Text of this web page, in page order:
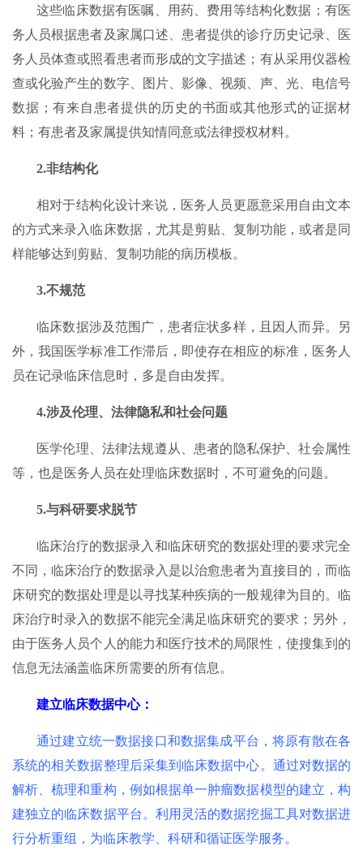
这些临床数据有医嘱、用药、费用等结构化数据；有医
务人员根据患者及家属口述、患者提供的诊疗历史记录、医
务人员体查或照看患者而形成的文字描述；有从采用仪器检
查或化验产生的数字、图片、影像、视频、声、光、电信号
数据；有来自患者提供的历史的书面或其他形式的证据材
料；有患者及家属提供知情同意或法律授权材料。
2.非结构化
相对于结构化设计来说，医务人员更愿意采用自由文本
的方式来录入临床数据，尤其是剪贴、复制功能，或者是同
样能够达到剪贴、复制功能的病历模板。
3.不规范
临床数据涉及范围广，患者症状多样，且因人而异。另
外，我国医学标准工作滞后，即使存在相应的标准，医务人
员在记录临床信息时，多是自由发挥。
4.涉及伦理、法律隐私和社会问题
医学伦理、法律法规遵从、患者的隐私保护、社会属性
等，也是医务人员在处理临床数据时，不可避免的问题。
5.与科研要求脱节
临床治疗的数据录入和临床研究的数据处理的要求完全
不同，临床治疗的数据录入是以治愈患者为直接目的，而临
床研究的数据处理是以寻找某种疾病的一般规律为目的。临
床治疗时录入的数据不能完全满足临床研究的要求；另外，
由于医务人员个人的能力和医疗技术的局限性，使搜集到的
信息无法涵盖临床所需要的所有信息。
建立临床数据中心：
通过建立统一数据接口和数据集成平台，将原有散在各
系统的相关数据整理后采集到临床数据中心。通过对数据的
解析、梳理和重构，例如根据单一肿瘤数据模型的建立，构
建独立的临床数据平台。利用灵活的数据挖掘工具对数据进
行分析重组，为临床教学、科研和循证医学服务。